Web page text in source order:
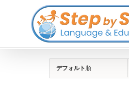
デフォルト順